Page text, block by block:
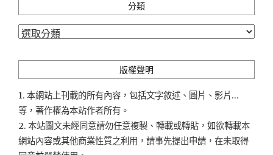
分類
分
版權聲明
1. 本網站上刊載的所有內容，包括文字敘述、圖片、影片...
等，著作權為本站作者所有。
2. 本站圖文未經同意請勿任意複製、轉載或轉貼，如欲轉載本
網站內容或其他商業性質之利用，請事先提出申請，在未取得